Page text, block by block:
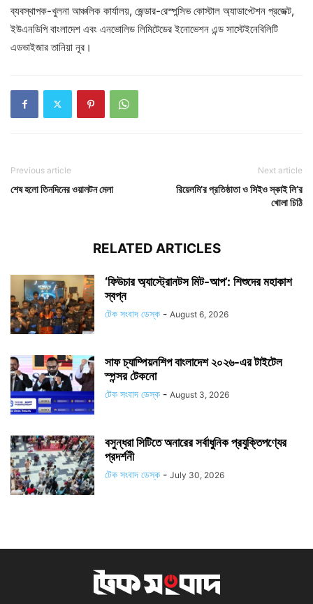
ব্যবস্থাপক-খুলনা আঞ্চলিক কার্যালয়, জেন্ডার-রেস্পন্সিভ কোস্টাল অ্যাডাপ্টেশন প্রজেক্ট,
ইউএনডিপি বাংলাদেশ এবং এনভোলিড লিমিটেডের ইনোভেশন এন্ড সাস্টেইনেবিলিটি
এডভাইজার তানিয়া নূর।
Previous article
শেষ হলো তিনদিনের ওয়ালটন মেলা
Next article
রিয়েলমি’র প্রতিষ্ঠাতা ও সিইও স্কাই লি’র
খোলা চিঠি
RELATED ARTICLES
‘ফিউচার অ্যাস্ট্রোনটস মিট-আপ’: শিশুদের মহাকাশ
স্বপ্ন
টেক সংবাদ ডেস্ক - August 6, 2026
সাফ চ্যাম্পিয়নশিপ বাংলাদেশ ২০২৬-এর টাইটেল
স্পন্সর টেকনো
টেক সংবাদ ডেস্ক - August 3, 2026
বসুন্ধরা সিটিতে অনারের সর্বাধুনিক প্রযুক্তিপণ্যের
প্রদর্শনী
টেক সংবাদ ডেস্ক - July 30, 2026